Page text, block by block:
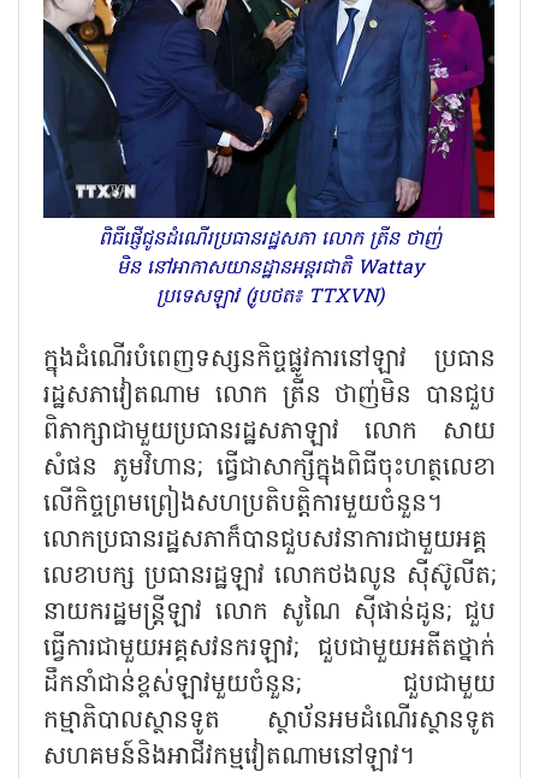
ពិធីផ្ញើជូនដំណើរប្រធានរដ្ឋសភា លោក ត្រីន ថាញ់
មិន នៅអាកាសយានដ្ឋានអន្តរជាតិ Wattay
ប្រទេសឡាវ (រូបថត៖ TTXVN)
ក្នុងដំណើរបំពេញទស្សនកិច្ចផ្លូវការនៅឡាវ ប្រធាន
រដ្ឋសភាវៀតណាម លោក ត្រីន ថាញ់មិន បានជួប
ពិភាក្សាជាមួយប្រធានរដ្ឋសភាឡាវ លោក សាយ
សំផន ភូមវិហាន; ធ្វើជាសាក្សីក្នុងពិធីចុះហត្ថលេខា
លើកិច្ចព្រមព្រៀងសហប្រតិបត្តិការមួយចំនួន។
លោកប្រធានរដ្ឋសភាក៏បានជួបសវនាការជាមួយអគ្គ
លេខាបក្ស ប្រធានរដ្ឋឡាវ លោកថងលូន ស៊ីស៊ូលីត;
នាយករដ្ឋមន្ត្រីឡាវ លោក សូណៃ ស៊ីផាន់ដូន; ជួប
ធ្វើការជាមួយអគ្គសវនករឡាវ; ជួបជាមួយអតីតថ្នាក់
ដឹកនាំជាន់ខ្ពស់ឡាវមួយចំនួន; ជួបជាមួយ
កម្មាភិបាលស្ថានទូត ស្ថាប័នអមដំណើរស្ថានទូត
សហគមន៍និងអាជីវកម្មវៀតណាមនៅឡាវ។